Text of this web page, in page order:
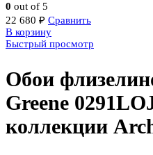
0 out of 5
22 680 ₽ Сравнить
В корзину
Быстрый просмотр
Обои
Greene
коллекции